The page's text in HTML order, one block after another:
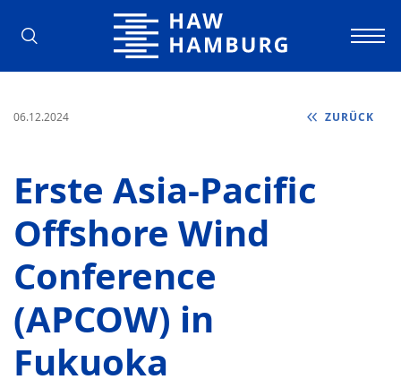
Hochschule für Angewandte
06.12.2024 ZURÜCK
Erste Asia-Pacific
Offshore Wind
Conference
(APCOW) in
Fukuoka